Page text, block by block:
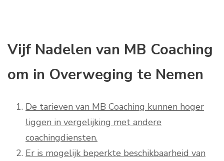
Vijf Nadelen van MB Coaching
om in Overweging te Nemen
De tarieven van MB Coaching kunnen hoger
liggen in vergelijking met andere
coachingdiensten.
Er is mogelijk beperkte beschikbaarheid van